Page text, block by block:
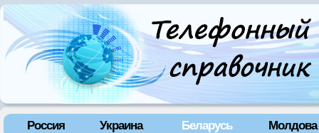
Россия Украина Беларусь Молдова